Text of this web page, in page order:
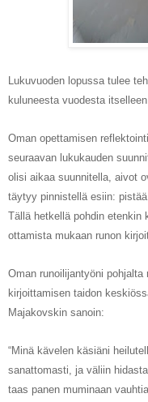
Lukuvuoden lopussa tulee
kuluneesta vuodesta
Oman opettamisen
seuraavan lukukauden
olisi aikaa suunnitella, aivot
täytyy pinnistellä esiin:
Tällä hetkellä pohdin etenkin
ottamista mukaan runon
Oman runoilijantyöni
kirjoittamisen taidon
Majakovskin sanoin:
“Minä kävelen käsiäni
sanattomasti, ja väliin
taas panen muminaan